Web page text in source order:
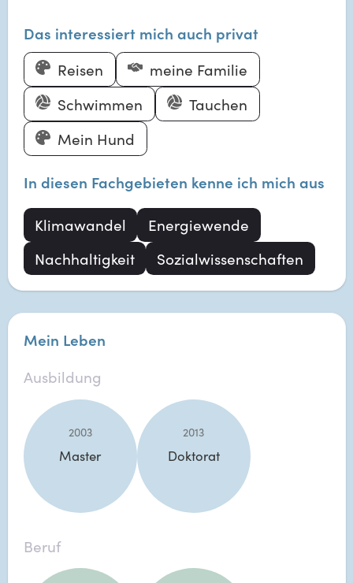
Das interessiert mich auch privat
Reisen
meine Familie
Schwimmen
Tauchen
Mein Hund
In diesen Fachgebieten kenne ich mich aus
Klimawandel
Energiewende
Nachhaltigkeit
Sozialwissenschaften
Mein Leben
Ausbildung
2003
Master
2013
Doktorat
Beruf